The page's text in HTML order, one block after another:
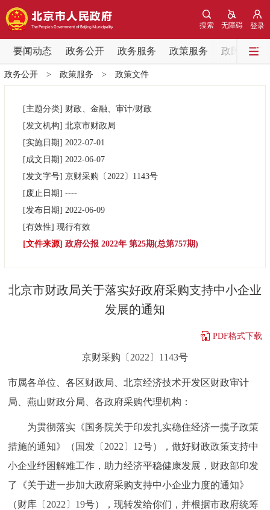
登录
无障碍
搜索
要闻动态 政务公开 政务服务 政策服务 政民互动
要闻动态
党中央精神 国务院信息
北京要闻 会议信息
政务公开
市领导
政策兑现 政策解读
决策公开 专题公开
便民服务 利企服务 投资项目
政民互动
12345网上接诉即办 我要咨询 我要建议
政务公开> 政策服务 > 政策文件
[主题分类] 财政、金融、审计/财政
[发文机构] 北京市财政局
[实施日期] 2022-07-01
[成文日期] 2022-06-07
[发文字号] ​京财采购 〔2022〕 1143号
[废止日期] ----
[发布日期] 2022-06-09
[有效性] 现行有效
[文件来源] 政府公报 2022年 第25期(总第757期)
北京市财政局关于落实好政府采购支持中小企业
发展的通知
PDF格式下载
京财采购〔2022〕1143号
市属各单位、各区财政局、北京经济技术开发区财政审计
局、燕山财政分局、各政府采购代理机构：
为贯彻落实《国务院关于印发扎实稳住经济一揽子政策
措施的通知》（国发〔2022〕12号），做好财政政策支持中
小企业纾困解难工作，助力经济平稳健康发展，财政部印发
了《关于进一步加大政府采购支持中小企业力度的通知》
（财库〔2022〕19号），现转发给你们，并根据市政府统筹